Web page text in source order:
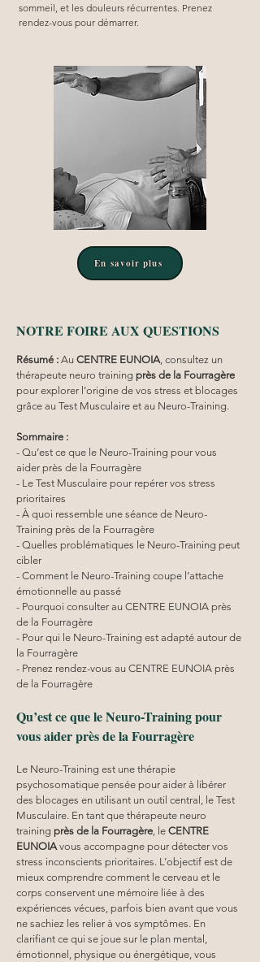
sommeil, et les douleurs récurrentes. Prenez
rendez-vous pour démarrer.
En savoir plus
NOTRE FOIRE AUX QUESTIONS
Résumé : Au CENTRE EUNOIA , consultez un
thérapeute neuro training près de la Fourragère
pour explorer l’origine de vos stress et blocages
grâce au Test Musculaire et au Neuro-Training.
Sommaire :
- Qu’est ce que le Neuro-Training pour vous
aider près de la Fourragère
- Le Test Musculaire pour repérer vos stress
prioritaires
- À quoi ressemble une séance de Neuro-
Training près de la Fourragère
- Quelles problématiques le Neuro-Training peut
cibler
- Comment le Neuro-Training coupe l’attache
émotionnelle au passé
- Pourquoi consulter au CENTRE EUNOIA près
de la Fourragère
- Pour qui le Neuro-Training est adapté autour de
la Fourragère
- Prenez rendez-vous au CENTRE EUNOIA près
de la Fourragère
Qu’est ce que le Neuro-Training pour
vous aider près de la Fourragère
Le Neuro-Training est une thérapie
psychosomatique pensée pour aider à libérer
des blocages en utilisant un outil central, le Test
Musculaire. En tant que thérapeute neuro
training près de la Fourragère , le CENTRE
EUNOIA vous accompagne pour détecter vos
stress inconscients prioritaires. L’objectif est de
mieux comprendre comment le cerveau et le
corps conservent une mémoire liée à des
expériences vécues, parfois bien avant que vous
ne sachiez les relier à vos symptômes. En
clarifiant ce qui se joue sur le plan mental,
émotionnel, physique ou énergétique, vous